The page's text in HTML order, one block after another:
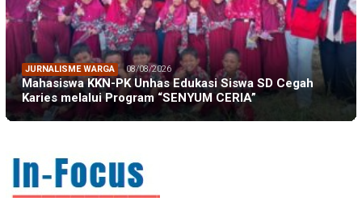
JURNALISME WARGA 08/08/2026
Mahasiswa KKN-PK Unhas Edukasi Siswa SD Cegah
Karies melalui Program “SENYUM CERIA”